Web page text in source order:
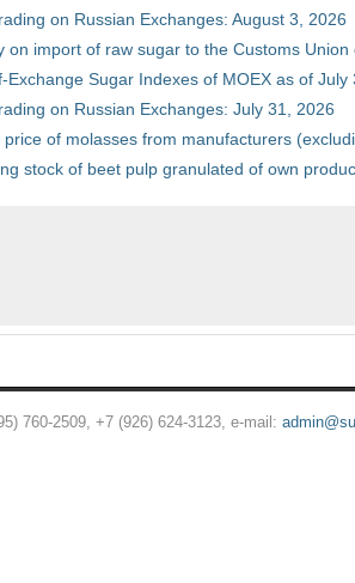
on Russian Exchanges: August 3, 2026
on import of raw sugar to the Customs
Exchange Sugar Indexes of MOEX as of July
on Russian Exchanges: July 31, 2026
price of molasses from manufacturers
stock of beet pulp granulated of own
760-2509, +7 (926) 624-3123, e-mail: